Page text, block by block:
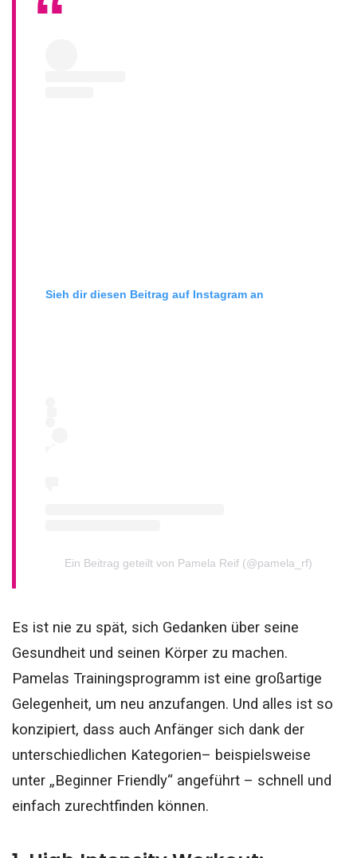
Sieh dir diesen Beitrag auf Instagram an
Ein Beitrag geteilt von Pamela Reif (@pamela_rf)
Es ist nie zu spät, sich Gedanken über seine
Gesundheit und seinen Körper zu machen.
Pamelas Trainingsprogramm ist eine großartige
Gelegenheit, um neu anzufangen. Und alles ist so
konzipiert, dass auch Anfänger sich dank der
unterschiedlichen Kategorien– beispielsweise
unter „Beginner Friendly“ angeführt – schnell und
einfach zurechtfinden können.